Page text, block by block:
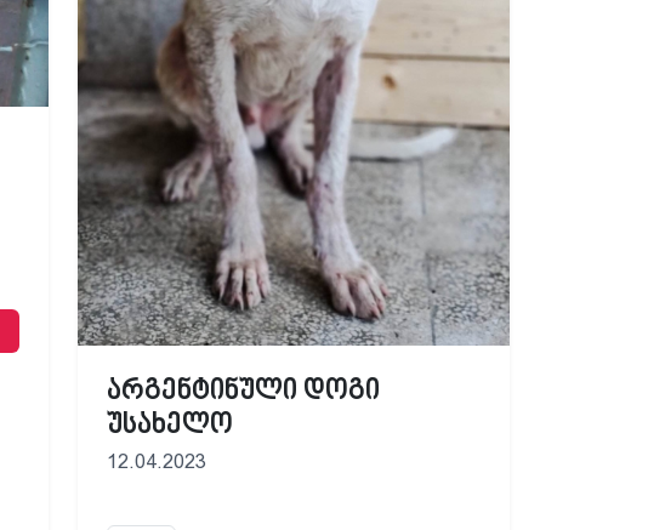
არგენტინული დოგი
უსახელო
12.04.2023